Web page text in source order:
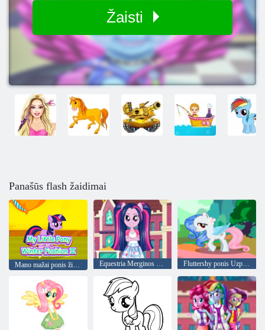
Žaisti
Panašūs flash žaidimai
Mano mažai ponis žiemos mados 3 Equestria Merginos Baigimo Šalis Fluttershy ponis Uzpost